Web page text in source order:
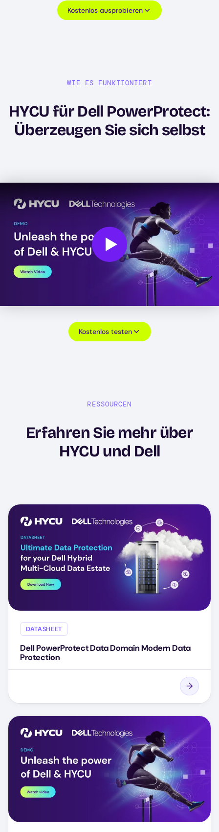
Kostenlos ausprobieren
WIE ES FUNKTIONIERT
HYCU für Dell PowerProtect:
Überzeugen Sie sich selbst
Play
Kostenlos testen
RESSOURCEN
Erfahren Sie mehr über
HYCU und Dell
DATASHEET
Dell PowerProtect Data Domain Modern Data
Protection